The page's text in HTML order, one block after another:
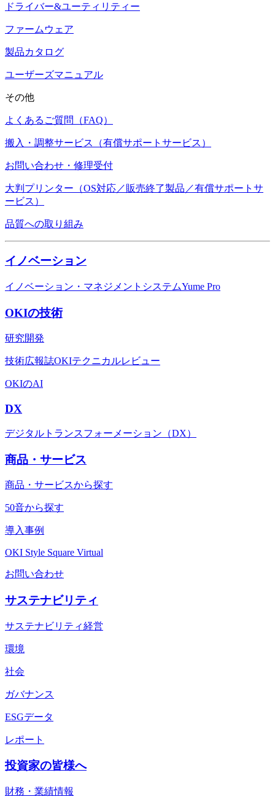
ドライバー&ユーティリティー
ファームウェア
製品カタログ
ユーザーズマニュアル
その他
よくあるご質問（FAQ）
搬入・調整サービス（有償サポートサービス）
お問い合わせ・修理受付
大判プリンター（OS対応／販売終了製品／有償サポートサ
ービス）
品質への取り組み
イノベーション
イノベーション・マネジメントシステムYume Pro
OKIの技術
研究開発
技術広報誌OKIテクニカルレビュー
OKIのAI
DX
デジタルトランスフォーメーション（DX）
商品・サービス
商品・サービスから探す
50音から探す
導入事例
OKI Style Square Virtual
お問い合わせ
サステナビリティ
サステナビリティ経営
環境
社会
ガバナンス
ESGデータ
レポート
投資家の皆様へ
財務・業績情報